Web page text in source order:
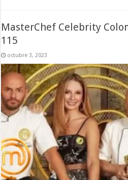
MasterChef Celebrity
115
octubre 3, 2023